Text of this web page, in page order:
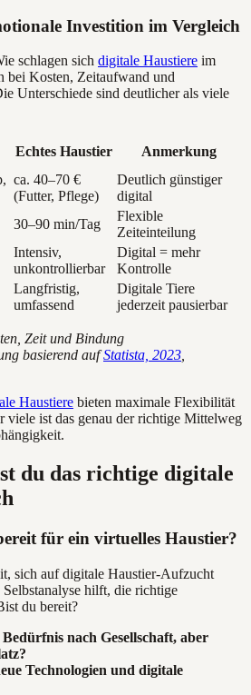
Investition im Vergleich
schlagen sich digitale Haustiere im
bei Kosten, Zeitaufwand und
Unterschiede sind deutlicher als viele
Echtes Haustier
Anmerkung
ca. 40–70 €
(Futter, Pflege)
Deutlich günstiger
digital
30–90 min/Tag
Flexible
Zeiteinteilung
Intensiv,
unkontrollierbar
Digital = mehr
Kontrolle
Langfristig,
umfassend
Digitale Tiere
jederzeit pausierbar
Zeit und Bindung
basierend aufStatista, 2023,
Haustiere bieten maximale Flexibilität
viele ist das genau der richtige Mittelweg
du das richtige digitale
für ein virtuelles Haustier?
sich auf digitale Haustier-Aufzucht
hilft, die richtige
du bereit?
nach Gesellschaft, aber
Technologien und digitale